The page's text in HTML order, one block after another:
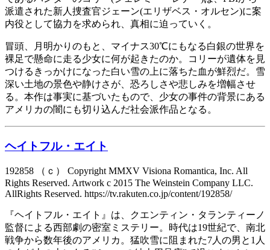
派遣された新人捜査官ジェーン(エリザベス・オルセン)に案
内役として協力を求められ、真相に迫っていく。
冒頭、月明かりのもと、マイナス30℃にもなる白銀の世界を
裸足で懸命に走る少女に何が起きたのか。コリーが遺体を見
つけるきっかけになった白い雪の上に落ちた血が鮮烈だ。雪
深い土地の景色や静けさが、恐ろしさや悲しみを増幅させ
る。本作は事実に基づいたもので、少女の事件の背景にある
アメリカの闇にも切り込んだ社会派作品となる。
ヘイトフル・エイト
192858 （ｃ） Copyright MMXV Visiona Romantica, Inc. All
Rights Reserved. Artwork c 2015 The Weinstein Company LLC.
AllRights Reserved. https://tv.rakuten.co.jp/content/192858/
『ヘイトフル・エイト』は、クエンティン・タランティーノ
監督による西部劇の密室ミステリー。時代は19世紀で、南北
戦争から数年後のアメリカ。猛吹雪に阻まれた7人の男と1人